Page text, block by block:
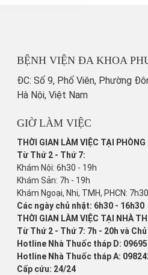
BỆNH VIỆN ĐA KHOA
ĐC: Số 9, Phố Viên, Phường
Hà Nội, Việt Nam
GIỜ LÀM VIỆC
THỜI GIAN LÀM VIỆC TẠI PHÒNG
Từ Thứ 2 - Thứ 7:
Khám Nội: 6h30 - 19h
Khám Sản: 7h - 19h
Khám Ngoại, Nhi, TMH, PHCN:
Các ngày chủ nhật: 6h30 - 16h30
THỜI GIAN LÀM VIỆC TẠI NHÀ
Từ Thứ 2 - Thứ 7: 7h - 20h và
Hotline Nhà Thuốc tháp D:
Hotline Nhà Thuốc tháp A:
Cấp cứu: 24/24